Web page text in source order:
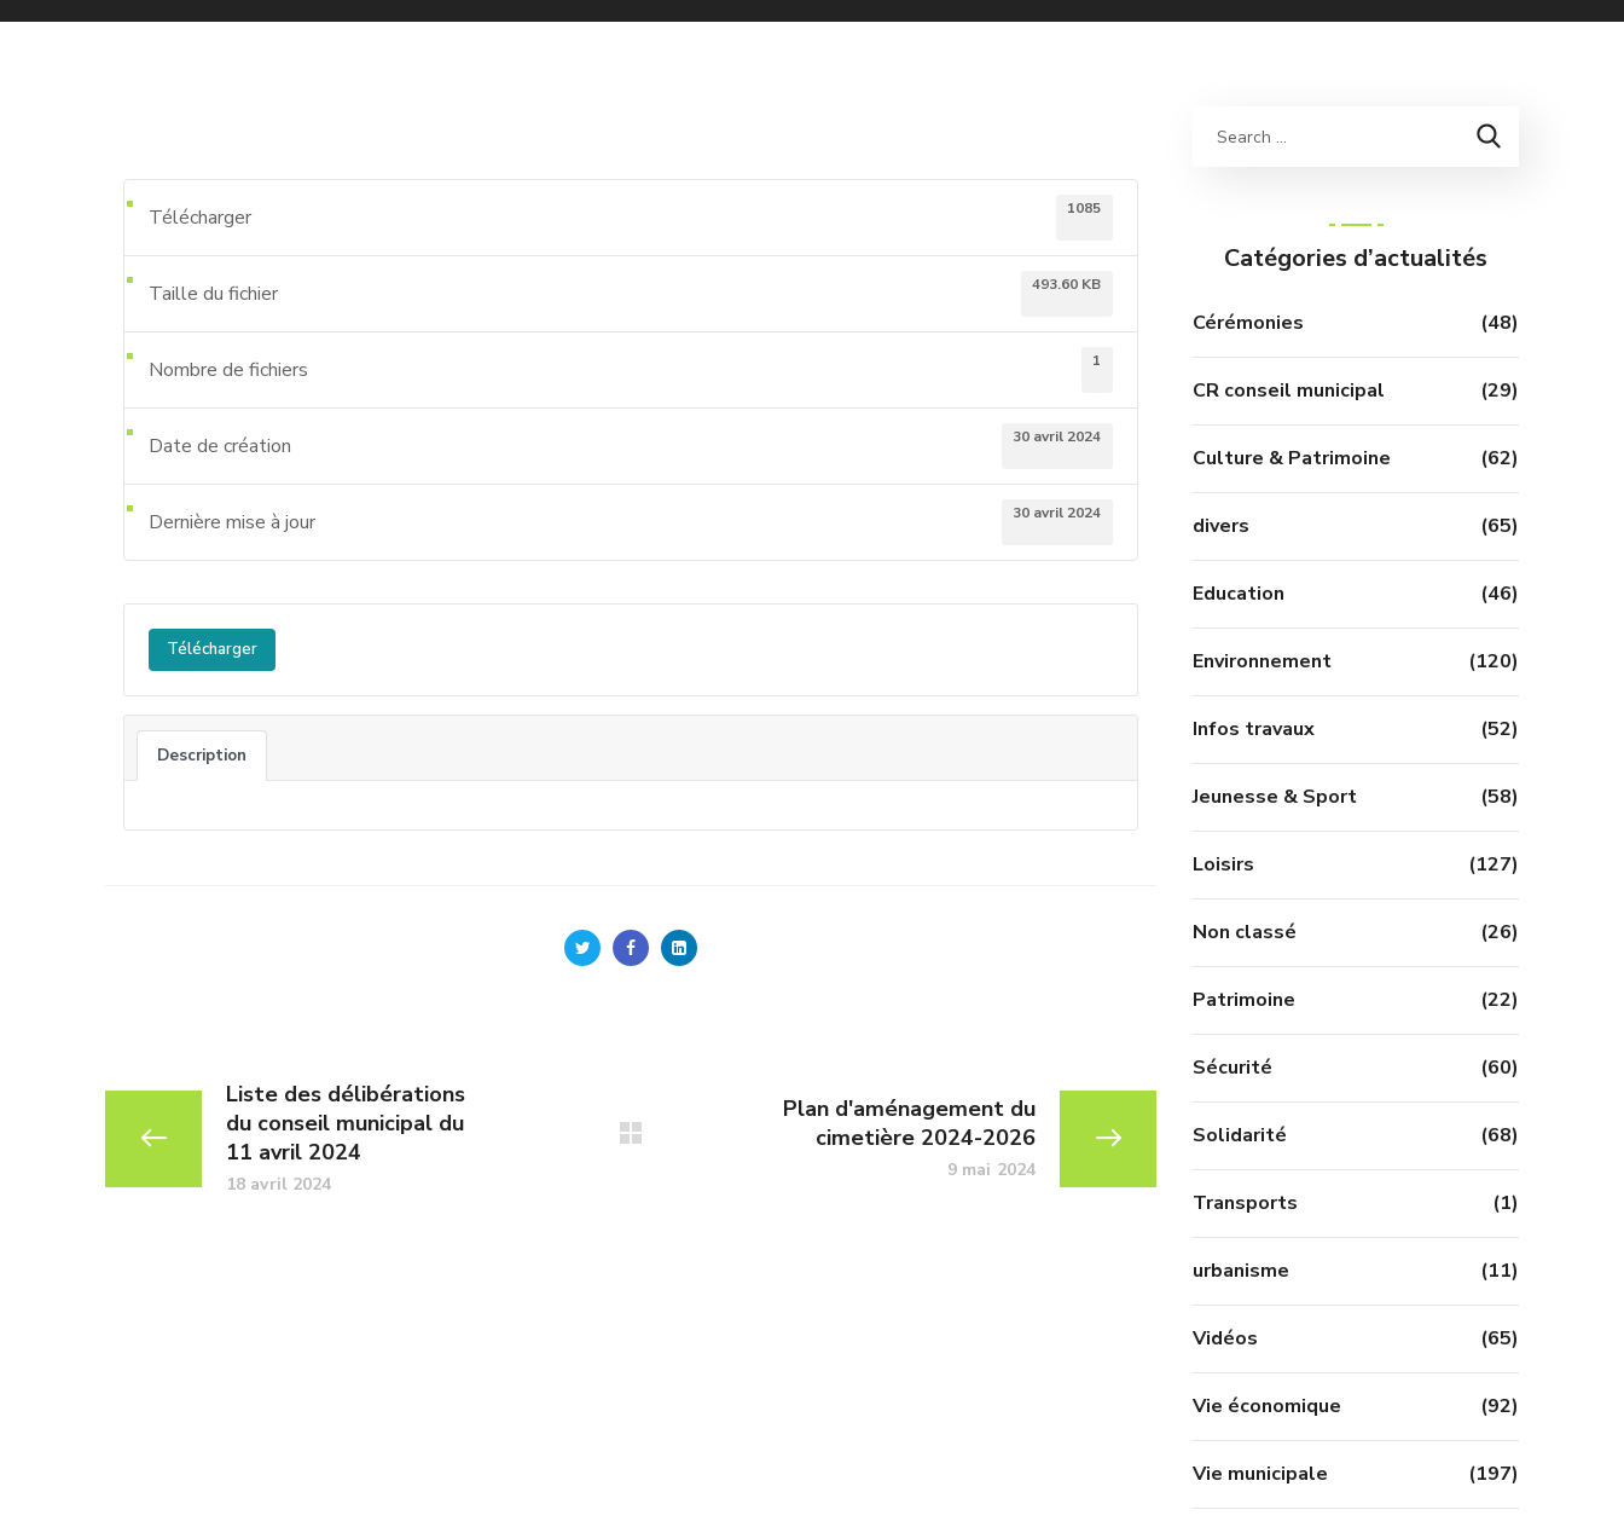
Télécharger 1085
Taille du fichier 493.60 KB
Nombre de fichiers 1
Date de création 30 avril 2024
Dernière mise à jour 30 avril 2024
Télécharger
Description
Liste des délibérations
du conseil municipal du
11 avril 2024
18 avril 2024
Plan d'aménagement du
cimetière 2024-2026
9 mai 2024
Catégories d’actualités
Cérémonies (48)
CR conseil municipal (29)
Culture & Patrimoine (62)
divers (65)
Education (46)
Environnement (120)
Infos travaux (52)
Jeunesse & Sport (58)
Loisirs (127)
Non classé (26)
Patrimoine (22)
Sécurité (60)
Solidarité (68)
Transports (1)
urbanisme (11)
Vidéos (65)
Vie économique (92)
Vie municipale (197)